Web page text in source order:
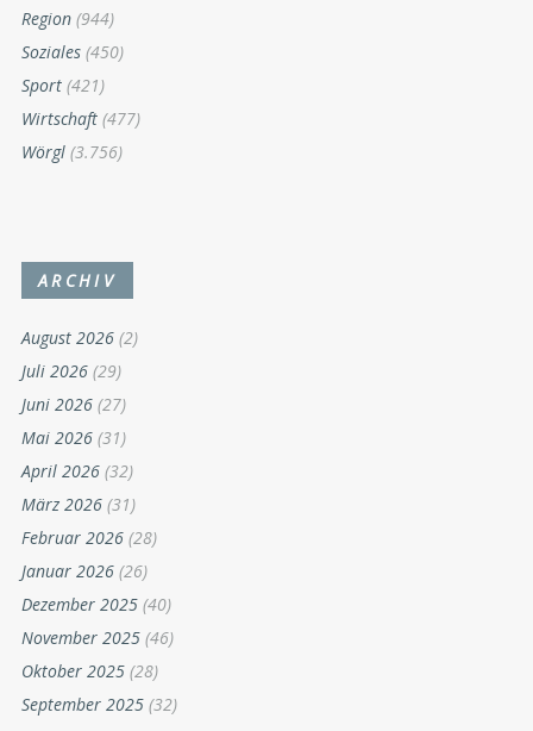
Region (944)
Soziales (450)
Sport (421)
Wirtschaft (477)
Wörgl (3.756)
ARCHIV
August 2026 (2)
Juli 2026 (29)
Juni 2026 (27)
Mai 2026 (31)
April 2026 (32)
März 2026 (31)
Februar 2026 (28)
Januar 2026 (26)
Dezember 2025 (40)
November 2025 (46)
Oktober 2025 (28)
September 2025 (32)